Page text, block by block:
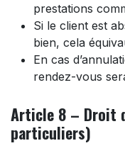
prestations
Si le client est
bien, cela
En cas
rendez-vous
Article 8 – Droit
particuliers)